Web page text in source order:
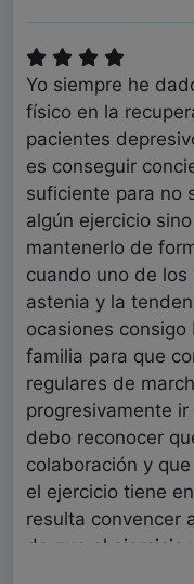
Yo siempre he
físico en la
pacientes
es conseguir
suficiente para no
algún ejercicio
mantenerlo de
cuando uno de
astenia y la
ocasiones
familia para que
regulares de
progresivamente
debo reconocer
colaboración y
el ejercicio tiene
resulta convencer
de que el ejercicio